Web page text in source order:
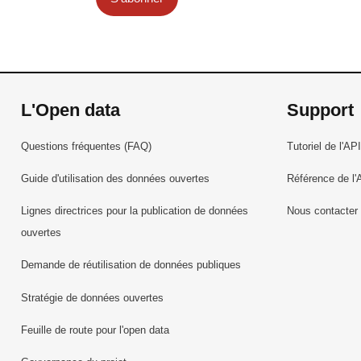
L'Open data
Questions fréquentes (FAQ)
Guide d'utilisation des données ouvertes
Lignes directrices pour la publication de données
ouvertes
Demande de réutilisation de données publiques
Stratégie de données ouvertes
Feuille de route pour l'open data
Support
Tutoriel de l'API
Référence de
Nous contacter